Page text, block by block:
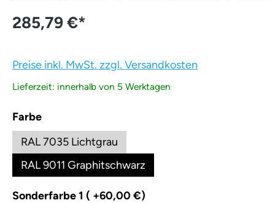
285,79 €*
Preise inkl. MwSt. zzgl. Versandkosten
Lieferzeit: innerhalb von 5 Werktagen
Farbeauswählen
RAL 7035 Lichtgrau
RAL 9011 Graphitschwarz
Sonderfarbe 1 ( +60,00 €)